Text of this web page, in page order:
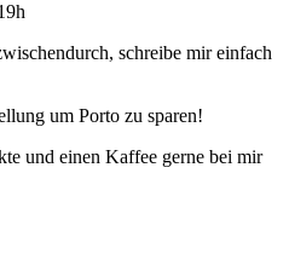
schreibe mir einfach
um Porto zu sparen!
und einen Kaffee gerne bei mir